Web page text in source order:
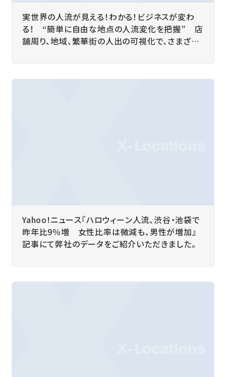
実世界の人流が見える！わかる！ビジネスが変わ
る！ “簡単に自由な地点の人流変化を把握” 店
舗周り、地域、繁華街の人出の可視化で、さまざま
Yahoo!ニュース『ハロウィーン人流、渋谷・池袋で
昨年比9％増 女性比率は微減も、男性が増加』
記事にて弊社のデータをご紹介いただきました。